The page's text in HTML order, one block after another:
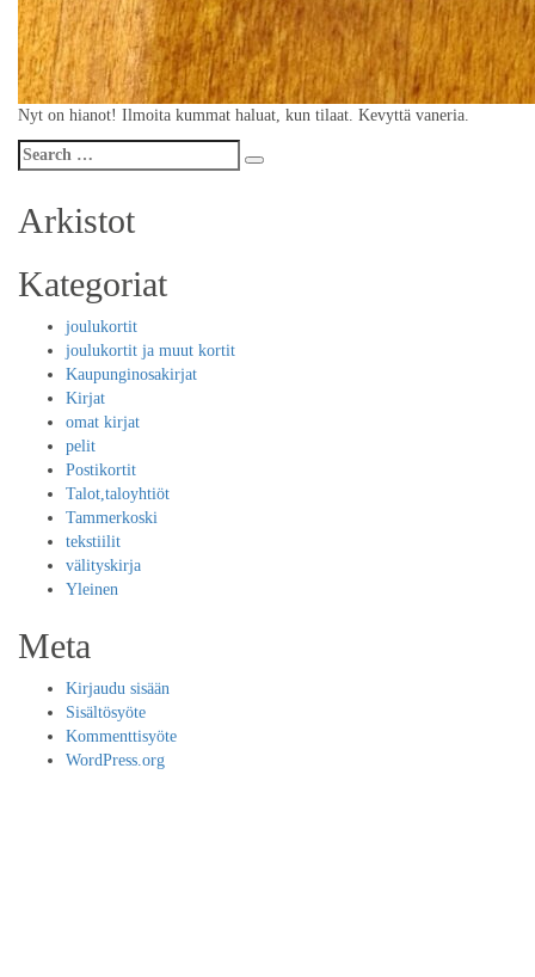
Nyt on hianot! Ilmoita kummat haluat, kun tilaat. Kevyttä vaneria.
Search
for:
Arkistot
Kategoriat
joulukortit
joulukortit ja muut kortit
Kaupunginosakirjat
Kirjat
omat kirjat
pelit
Postikortit
Talot,taloyhtiöt
Tammerkoski
tekstiilit
välityskirja
Yleinen
Meta
Kirjaudu sisään
Sisältösyöte
Kommenttisyöte
WordPress.org